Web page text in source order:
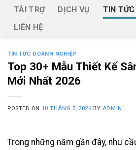
TÀI TRỢ
DỊCH VỤ
TIN TỨC
LIÊN HỆ
TIN TỨC DOANH NGHIỆP
Top 30+ Mẫu Thiết Kế
Mới Nhất 2026
POSTED ON 10 THÁNG 5, 2026 BY ADMIN
Trong những năm gần đây, nhu